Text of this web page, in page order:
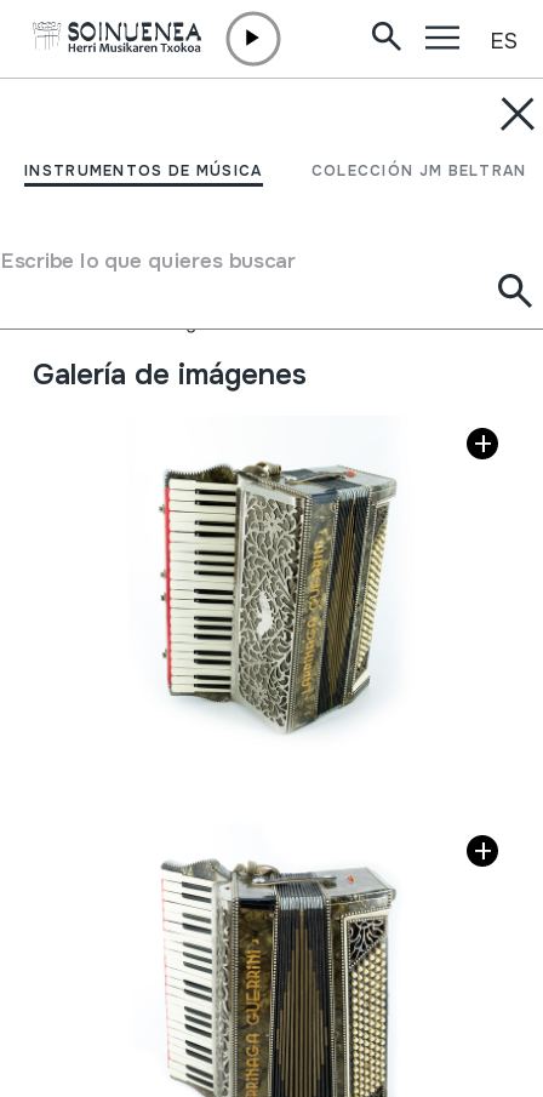
INSTRUMENTOS DE MÚSICA COLECCIÓN JM BELTRAN
Escribe lo que quieres buscar
ES
AKORDEOIA; SOINUA;
Autor Larrinaga&Guerrini
Aerófonos->Lengüetas->Libre
Galería de imágenes